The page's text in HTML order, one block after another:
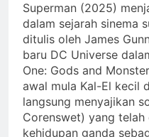
Superman (2025)
dalam sejarah sinema
ditulis oleh James
baru DC Universe
One: Gods and
awal mula Kal-El kecil
langsung menyajikan
Corenswet) yang telah
kehidupan ganda